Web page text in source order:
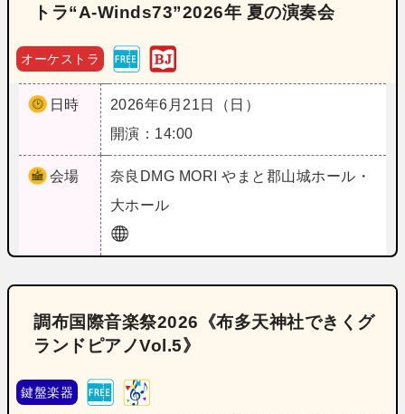
トラ“A-Winds73”2026年 夏の演奏会
オーケストラ
日時
2026年6月21日（日）
開演：14:00
会場 奈良 DMG MORI やまと郡山城ホール・
大ホール
調布国際音楽祭2026《布多天神社できくグ
ランドピアノVol.5》
鍵盤楽器